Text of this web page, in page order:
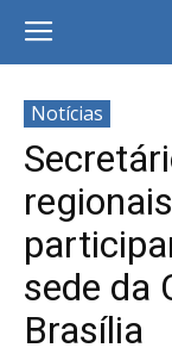
Notícias
sede da
Brasília